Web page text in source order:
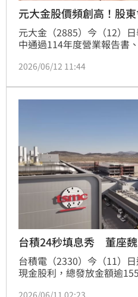
元大金股價頻創高！股
元大金（2885）今（12）
中通過114年度營業報告書
金股利1.8元、股票股利 0.4
2026/06/12 11:44
台積24秒填息秀 董座
台積電（2330）今（11）
現金股利，總發放金額逾
2026/06/11 02:23